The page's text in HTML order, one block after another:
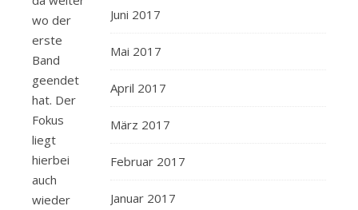
wo der
erste
Band
geendet
hat. Der
Fokus
liegt
hierbei
auch
wieder
Juni 2017
Mai 2017
April 2017
März 2017
Februar 2017
Januar 2017